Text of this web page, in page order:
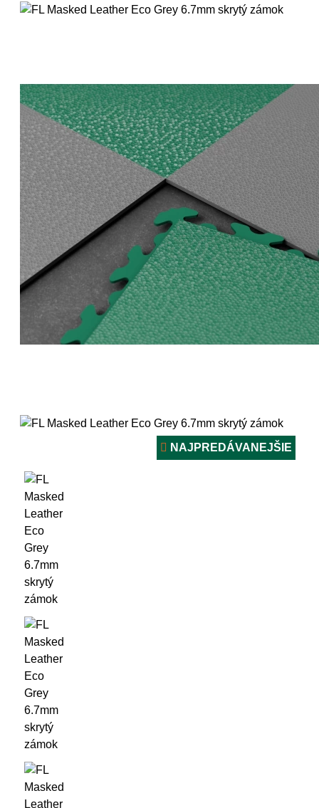
NAJPREDÁVANEJŠIE